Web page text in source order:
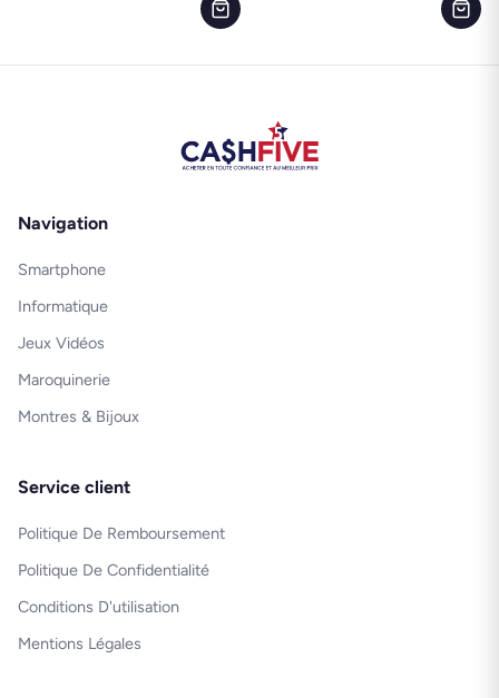
Navigation
Smartphone
Informatique
Jeux Vidéos
Maroquinerie
Montres & Bijoux
Service client
Politique De Remboursement
Politique De Confidentialité
Conditions D'utilisation
Mentions Légales